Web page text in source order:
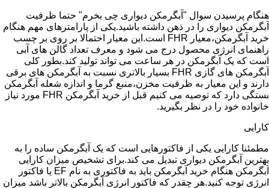
هنگام پرسیدن سوال "آبگرمکن دیواری چی بخرم" حتما ظرفیت
آبگرمکن دیواری را در ذهن داشته باشید.یکی از پارامترهای مهم هنگام
خرید آبگرمکن،معیار FHR است.این معیار احتمالا بر روی بر چسب
راهنمای انرژی محصول درج می شود و معرف تعداد گالن های آبی
است که یک آبگرمکن در هر ساعت می تواند تولید کند.بطور کلی
آبگرمکن های گازی FHR بسیار بالاتری نسبت به آبگرمکن های برقی
دارند و این معیار به ظرفیت مخزن،منبع گرما و اندازه شعله آبگرمکن
بستگی دارد که توصیه می کنیم قبل از خرید آبگرمکن FHR مورد نیاز
خانواده خود را در نظر بگیرید.
کارایی
مطمئنا کارایی یکی از فاکتورهایی است که یک آبگرمکن ساده را به
بهترین آبگرمکن دیواری تبدیل می کند.برای تشخیص میزان کارایی
آبگرمکن هنگام خرید آبگرمکن باید به فاکتوری به نام EF یا فاکتور
انرژی توجه کنید.هر چقدر که فاکتور انرژی آبگرمکن بالاتر باشد میزان